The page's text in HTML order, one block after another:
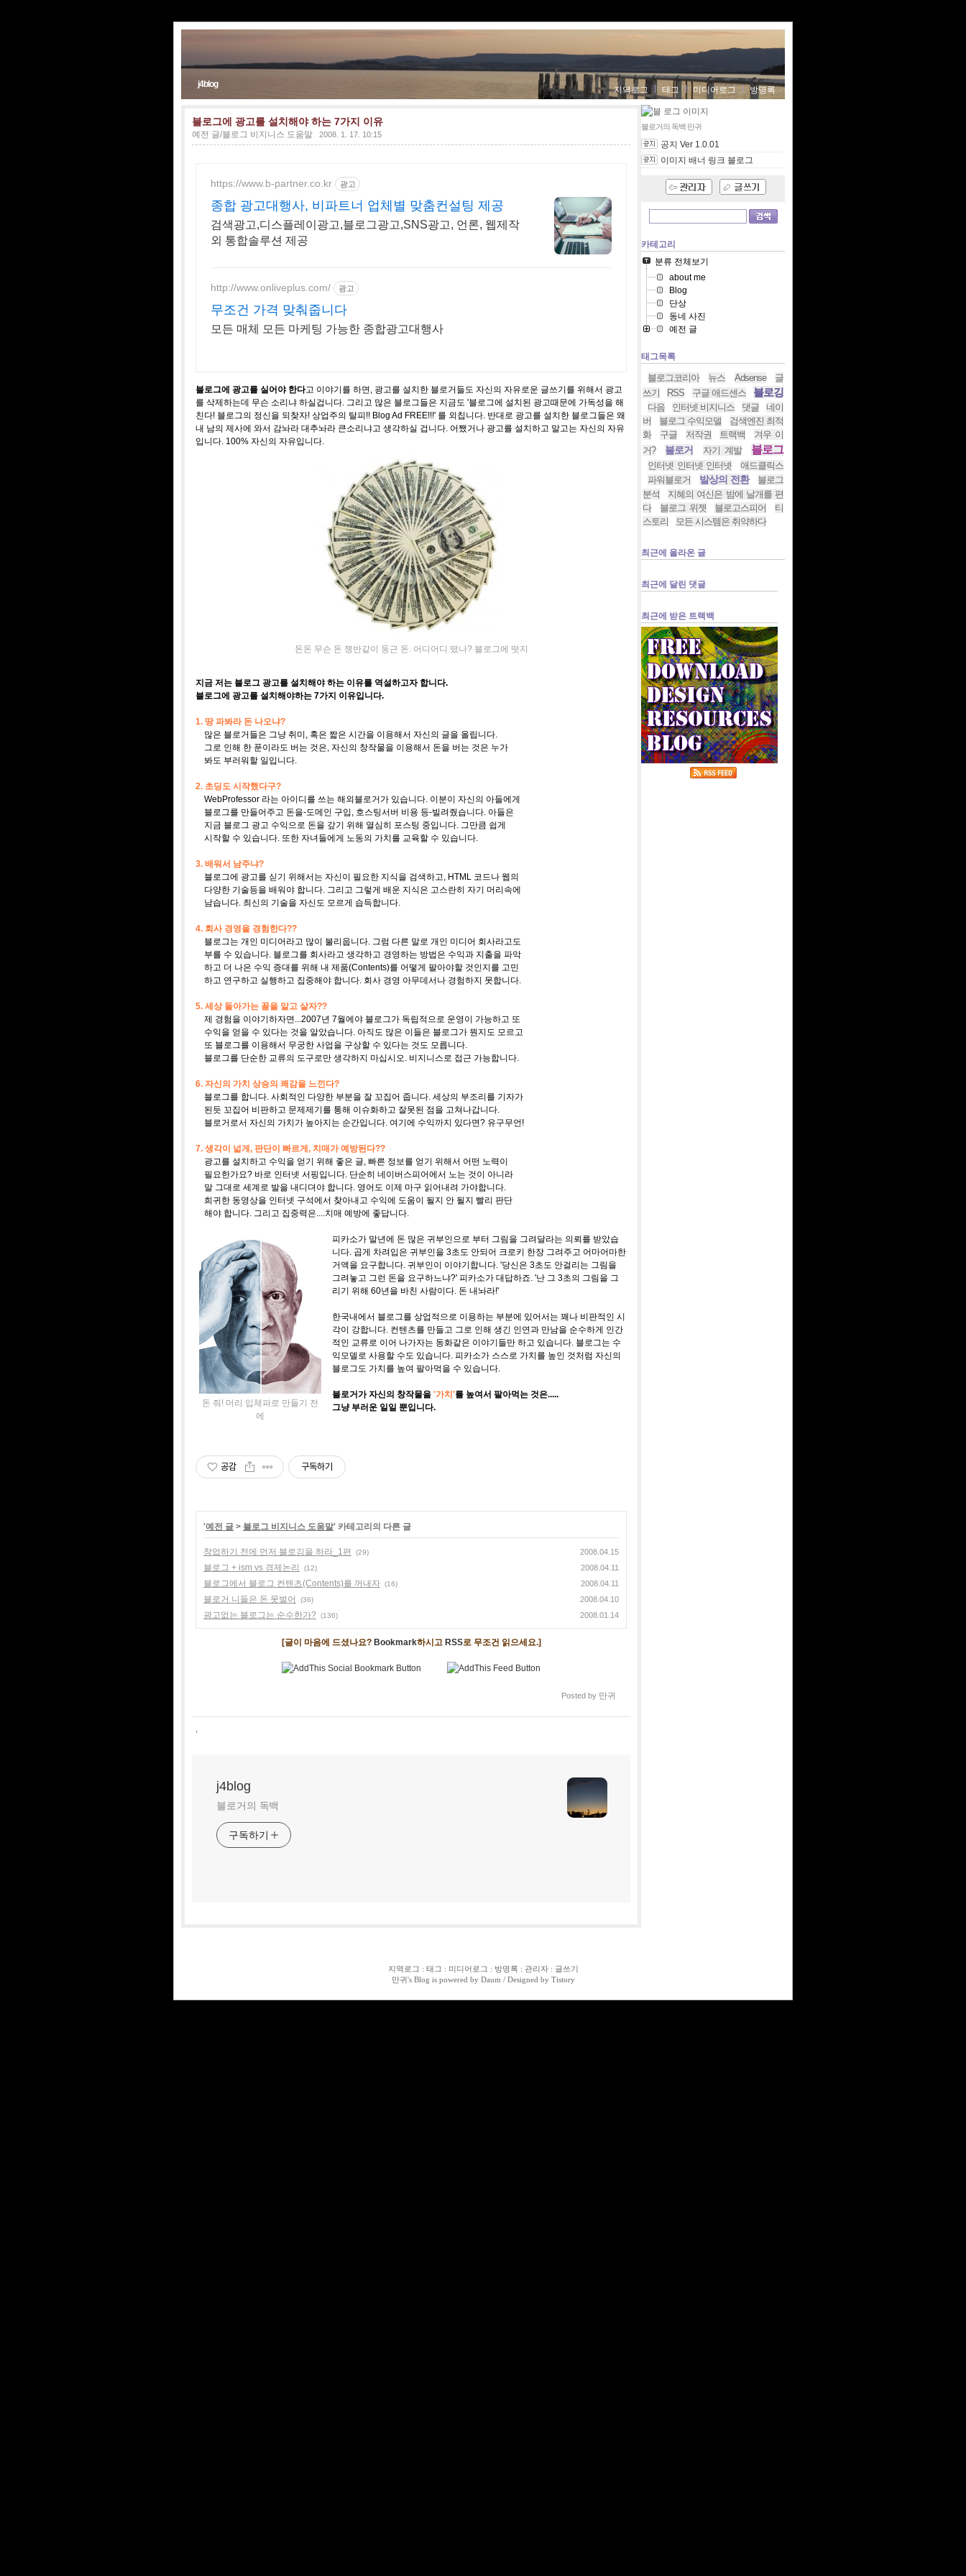
j4blog
지역로그 태그 미디어로그 방명록
블로그에 광고를 설치해야 하는 7가지 이유
예전 글/블로그 비지니스 도움말 2008. 1. 17. 10:15
https://www.b-partner.co.kr 광고
종합 광고대행사, 비파트너 업체별 맞춤컨설팅 제공
검색광고,디스플레이광고,블로그광고,SNS광고, 언론, 웹제작
외 통합솔루션 제공
http://www.onliveplus.com/ 광고
무조건 가격 맞춰줍니다
모든 매체 모든 마케팅 가능한 종합광고대행사
블로그에 광고를 실어야 한다고 이야기를 하면, 광고를 설치한 블로거들도 자신의 자유로운 글쓰기를 위해서 광고
를 삭제하는데 무슨 소리냐 하실겁니다. 그리고 많은 블로그들은 지금도 '블로그에 설치된 광고때문에 가독성을 해
친다! 블로그의 정신을 되찾자! 상업주의 탈피!! Blog Ad FREE!!!' 를 외칩니다. 반대로 광고를 설치한 블로그들은 왜
내 남의 제사에 와서 감놔라 대추놔라 큰소리냐고 생각하실 겁니다. 어쨌거나 광고를 설치하고 말고는 자신의 자유
입니다. 100% 자신의 자유입니다.
돈돈 무슨 돈 쟁반같이 둥근 돈. 어디어디 떴나? 블로그에 떳지
지금 저는 블로그 광고를 설치해야 하는 이유를 역설하고자 합니다.
블로그에 광고를 설치해야하는 7가지 이유입니다.
1. 땅 파봐라 돈 나오냐?
많은 블로거들은 그냥 취미, 혹은 짧은 시간을 이용해서 자신의 글을 올립니다.
그로 인해 한 푼이라도 버는 것은, 자신의 창작물을 이용해서 돈을 버는 것은 누가
봐도 부러워할 일입니다.
2. 초딩도 시작했다구?
WebProfessor 라는 아이디를 쓰는 해외블로거가 있습니다. 이분이 자신의 아들에게
블로그를 만들어주고 돈을-도메인 구입, 호스팅서버 비용 등-빌려줬습니다. 아들은
지금 블로그 광고 수익으로 돈을 갚기 위해 열심히 포스팅 중입니다. 그만큼 쉽게
시작할 수 있습니다. 또한 자녀들에게 노동의 가치를 교육할 수 있습니다.
3. 배워서 남주냐?
블로그에 광고를 싣기 위해서는 자신이 필요한 지식을 검색하고, HTML 코드나 웹의
다양한 기술등을 배워야 합니다. 그리고 그렇게 배운 지식은 고스란히 자기 머리속에
남습니다. 최신의 기술을 자신도 모르게 습득합니다.
4. 회사 경영을 경험한다??
블로그는 개인 미디어라고 많이 불리웁니다. 그럼 다른 말로 개인 미디어 회사라고도
부를 수 있습니다. 블로그를 회사라고 생각하고 경영하는 방법은 수익과 지출을 파악
하고 더 나은 수익 증대를 위해 내 제품(Contents)를 어떻게 팔아야할 것인지를 고민
하고 연구하고 실행하고 집중해야 합니다. 회사 경영 아무데서나 경험하지 못합니다.
5. 세상 돌아가는 꼴을 알고 살자??
제 경험을 이야기하자면...2007년 7월에야 블로그가 독립적으로 운영이 가능하고 또
수익을 얻을 수 있다는 것을 알았습니다. 아직도 많은 이들은 블로그가 뭔지도 모르고
또 블로그를 이용해서 무궁한 사업을 구상할 수 있다는 것도 모릅니다.
블로그를 단순한 교류의 도구로만 생각하지 마십시오. 비지니스로 접근 가능합니다.
6. 자신의 가치 상승의 쾌감을 느낀다?
블로그를 합니다. 사회적인 다양한 부분을 잘 꼬집어 줍니다. 세상의 부조리를 기자가
된듯 꼬집어 비판하고 문제제기를 통해 이슈화하고 잘못된 점을 고쳐나갑니다.
블로거로서 자신의 가치가 높아지는 순간입니다. 여기에 수익까지 있다면? 유구무언!
7. 생각이 넓게, 판단이 빠르게, 치매가 예방된다??
광고를 설치하고 수익을 얻기 위해 좋은 글, 빠른 정보를 얻기 위해서 어떤 노력이
필요한가요? 바로 인터넷 서핑입니다. 단순히 네이버스피어에서 노는 것이 아니라
말 그대로 세계로 발을 내디뎌야 합니다. 영어도 이제 마구 읽어내려 가야합니다.
희귀한 동영상을 인터넷 구석에서 찾아내고 수익에 도움이 될지 안 될지 빨리 판단
해야 합니다. 그리고 집중력은....치매 예방에 좋답니다.
돈 줘! 머리 입체파로 만들기 전
에
피카소가 말년에 돈 많은 귀부인으로 부터 그림을 그려달라는 의뢰를 받았습
니다. 곱게 차려입은 귀부인을 3초도 안되어 크로키 한장 그려주고 어마어마한
거액을 요구합니다. 귀부인이 이야기합니다. '당신은 3초도 안걸리는 그림을
그려놓고 그런 돈을 요구하느냐?' 피카소가 대답하죠. '난 그 3초의 그림을 그
리기 위해 60년을 바친 사람이다. 돈 내놔라!'
한국내에서 블로그를 상업적으로 이용하는 부분에 있어서는 꽤나 비판적인 시
각이 강합니다. 컨텐츠를 만들고 그로 인해 생긴 인연과 만남을 순수하게 인간
적인 교류로 이어 나가자는 동화같은 이야기들만 하고 있습니다. 블로그는 수
익모델로 사용할 수도 있습니다. 피카소가 스스로 가치를 높인 것처럼 자신의
블로그도 가치를 높여 팔아먹을 수 있습니다.
블로거가 자신의 창작물을 '가치'를 높여서 팔아먹는 것은.....
그냥 부러운 일일 뿐입니다.
공감 구독하기
'예전 글 > 블로그 비지니스 도움말' 카테고리의 다른 글
창업하기 전에 먼저 블로깅을 하라_1편 (29) 2008.04.15
블로그 + ism vs 경제논리 (12) 2008.04.11
블로그에서 블로그 컨텐츠(Contents)를 꺼내자 (16) 2008.04.11
블로거 니들은 돈 못벌어 (36) 2008.04.10
광고없는 블로그는 순수한가? (136) 2008.01.14
[글이 마음에 드셨나요? Bookmark하시고 RSS로 무조건 읽으세요.]
Posted by 만귀
,
j4blog
블로거의 독백
구독하기
블로거의 독백 만귀
공지 Ver 1.0.01
이미지 배너 링크 블로그
카테고리
분류 전체보기
about me
Blog
단상
동네 사진
예전 글
태그목록
블로그코리아 뉴스 Adsense
글
쓰기
RSS 구글 애드센스 블로깅
다음 인터넷 비지니스 댓글
네이
버
블로그 수익모델
검색엔진 최적
화
구글 저작권 트랙백
겨우 이
거?
블로거 자기 계발 블로그
인터넷 인터넷 인터넷
애드클릭스
파워블로거
발상의 전환
블로그
분석
지혜의 여신은 밤에 날개를 편
다
블로그 위젯 블로고스피어
티
스토리
모든 시스템은 취약하다
최근에 올라온 글
최근에 달린 댓글
최근에 받은 트랙백
지역로그 : 태그 : 미디어로그 : 방명록 : 관리자: 글쓰기
만귀's Blog is powered by Daum / Designed by Tistory